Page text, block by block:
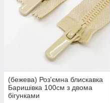
(бежева) Роз'ємна блискавка
Баришівка 100см з двома
бігунками